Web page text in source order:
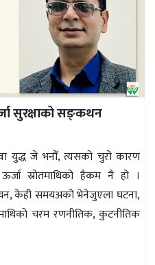
सुरक्षाको सङ्‌कथन
युद्ध जे भनौँ, त्यसको चुरो कारण
स्रोतमाथिको हैकम नै हो ।
केही समयअको भेनेजुएला घटना,
चरम रणनीतिक, कुटनीतिक